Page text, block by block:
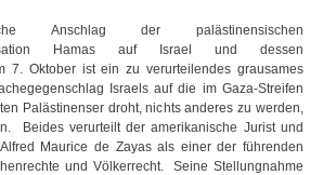
Anschlag der palästinensischen
Hamas auf Israel und dessen
7. Oktober ist ein zu verurteilendes grausames
Israels auf die im Gaza-Streifen
Palästinenser droht, nichts anderes zu werden,
Beides verurteilt der amerikanische Jurist und
Maurice de Zayas als einer der führenden
und Völkerrecht. Seine Stellungnahme